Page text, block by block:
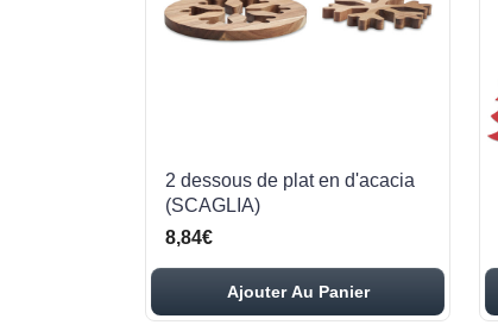
2 dessous de plat en d'acacia
(SCAGLIA)
8,84€
Ajouter Au Panier